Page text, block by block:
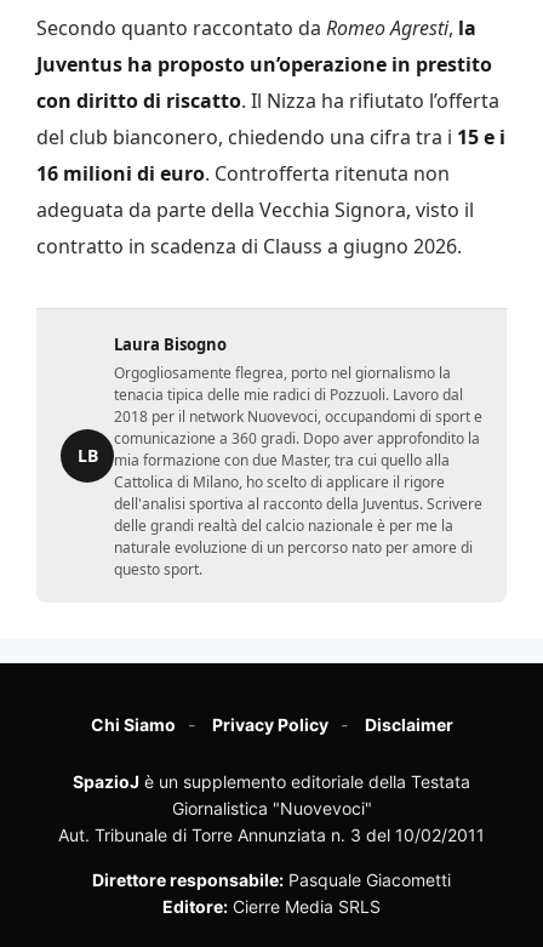
Secondo quanto raccontato da Romeo Agresti, la
Juventus ha proposto un’operazione in prestito
con diritto di riscatto. Il Nizza ha rifiutato l’offerta
del club bianconero, chiedendo una cifra tra i 15 e i
16 milioni di euro. Controfferta ritenuta non
adeguata da parte della Vecchia Signora, visto il
contratto in scadenza di Clauss a giugno 2026.
LB
Laura Bisogno
Orgogliosamente flegrea, porto nel giornalismo la
tenacia tipica delle mie radici di Pozzuoli. Lavoro dal
2018 per il network Nuovevoci, occupandomi di sport e
comunicazione a 360 gradi. Dopo aver approfondito la
mia formazione con due Master, tra cui quello alla
Cattolica di Milano, ho scelto di applicare il rigore
dell'analisi sportiva al racconto della Juventus. Scrivere
delle grandi realtà del calcio nazionale è per me la
naturale evoluzione di un percorso nato per amore di
questo sport.
Chi Siamo Privacy Policy Disclaimer
SpazioJ è un supplemento editoriale della Testata
Giornalistica "Nuovevoci"
Aut. Tribunale di Torre Annunziata n. 3 del 10/02/2011
Direttore responsabile: Pasquale Giacometti
Editore: Cierre Media SRLS